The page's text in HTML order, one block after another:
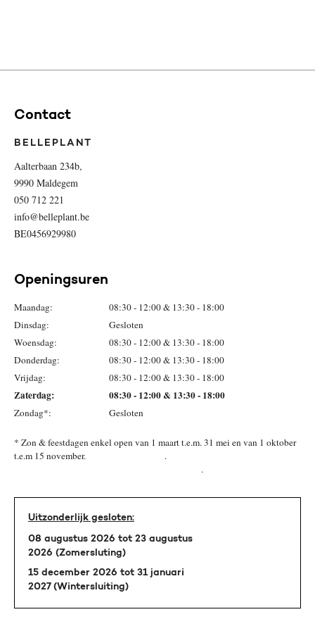
Contact
BELLEPLANT
Aalterbaan 234b,
9990 Maldegem
050 712 221
info@belleplant.be
BE0456929980
Openingsuren
Maandag:
08:30 - 12:00 & 13:30 - 18:00
Dinsdag:
Gesloten
Woensdag:
08:30 - 12:00 & 13:30 - 18:00
Donderdag:
08:30 - 12:00 & 13:30 - 18:00
Vrijdag:
08:30 - 12:00 & 13:30 - 18:00
Zaterdag: 08:30 - 12:00 & 13:30 - 18:00
Zondag*: Gesloten
* Zon & feestdagen enkel open van 1 maart t.e.m. 31 mei en van 1 oktober
t.e.m 15 november. .
.
Uitzonderlijk gesloten:
08 augustus 2026 tot 23 augustus
2026 (Zomersluting)
15 december 2026 tot 31 januari
2027 (Wintersluiting)